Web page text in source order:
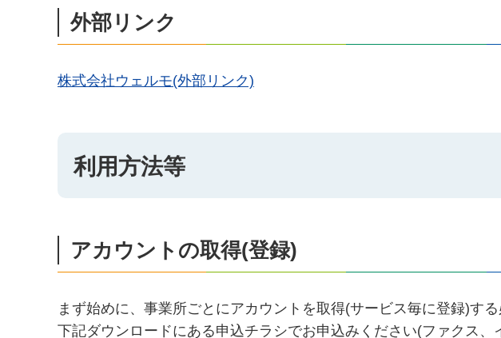
外部リンク
株式会社ウェルモ(外部リンク)
利用方法等
アカウントの取得(登録)
まず始めに、事業所ごとにアカウントを取得(サービス毎に登録)する
下記ダウンロードにある申込チラシでお申込みください(ファクス、